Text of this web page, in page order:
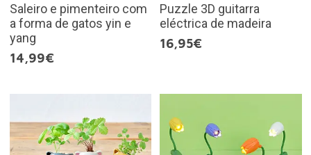
Saleiro e pimenteiro com
a forma de gatos yin e
yang
14,99€
Puzzle 3D guitarra
eléctrica de madeira
16,95€